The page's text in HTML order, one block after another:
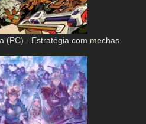
(PC) - Estratégia com mechas